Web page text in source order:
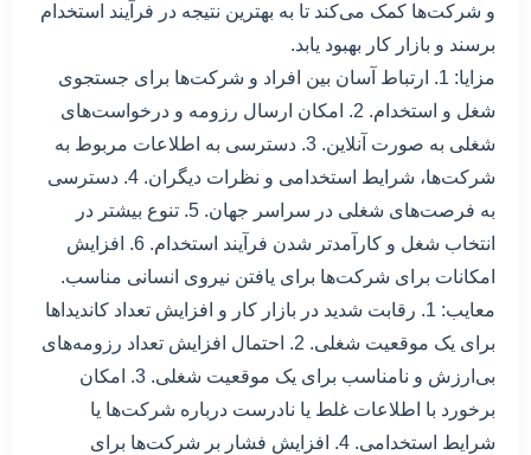
و شرکت‌ها کمک می‌کند تا به بهترین نتیجه در فرآیند استخدام
برسند و بازار کار بهبود یابد.
مزایا: 1. ارتباط آسان بین افراد و شرکت‌ها برای جستجوی
شغل و استخدام. 2. امکان ارسال رزومه و درخواست‌های
شغلی به صورت آنلاین. 3. دسترسی به اطلاعات مربوط به
شرکت‌ها، شرایط استخدامی و نظرات دیگران. 4. دسترسی
به فرصت‌های شغلی در سراسر جهان. 5. تنوع بیشتر در
انتخاب شغل و کارآمدتر شدن فرآیند استخدام. 6. افزایش
امکانات برای شرکت‌ها برای یافتن نیروی انسانی مناسب.
معایب: 1. رقابت شدید در بازار کار و افزایش تعداد کاندیداها
برای یک موقعیت شغلی. 2. احتمال افزایش تعداد رزومه‌های
بی‌ارزش و نامناسب برای یک موقعیت شغلی. 3. امکان
برخورد با اطلاعات غلط یا نادرست درباره شرکت‌ها یا
شرایط استخدامی. 4. افزایش فشار بر شرکت‌ها برای